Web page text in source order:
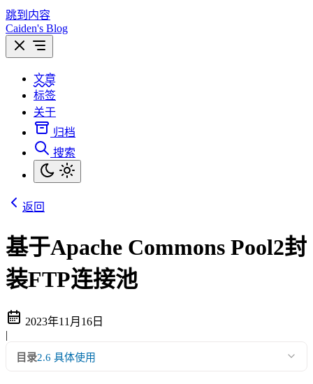
跳到内容
Caiden's Blog
文章
标签
关于
归档
搜索
返回
基于Apache Commons Pool2封
装FTP连接池
2023年11月16日
|
目录2.6 具体使用